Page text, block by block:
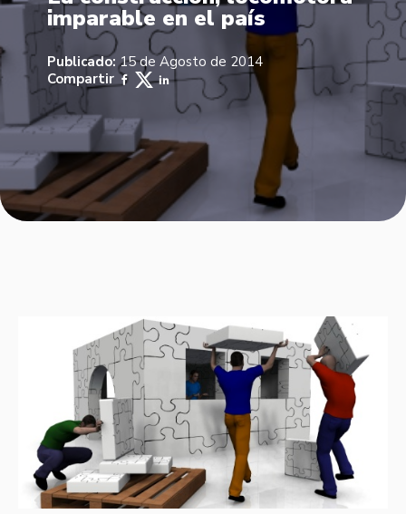
imparable en el país
Publicado: 15 de Agosto de 2014
Compartir